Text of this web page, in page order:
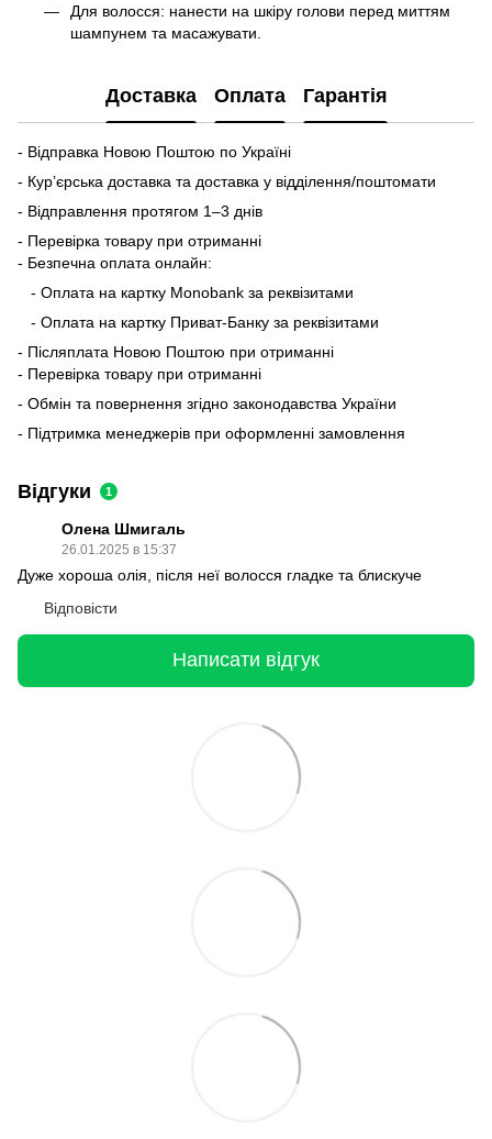
Для волосся: нанести на шкіру голови перед миттям
шампунем та масажувати.
Доставка Оплата Гарантія
- Відправка Новою Поштою по Україні
- Кур’єрська доставка та доставка у відділення/поштомати
- Відправлення протягом 1–3 днів
- Перевірка товару при отриманні
- Безпечна оплата онлайн:
- Оплата на картку Monobank за реквізитами
- Оплата на картку Приват-Банку за реквізитами
- Післяплата Новою Поштою при отриманні
- Перевірка товару при отриманні
- Обмін та повернення згідно законодавства України
- Підтримка менеджерів при оформленні замовлення
Відгуки 1
Олена Шмигаль
26.01.2025 в 15:37
Дуже хороша олія, після неї волосся гладке та блискуче
Відповісти
Написати відгук